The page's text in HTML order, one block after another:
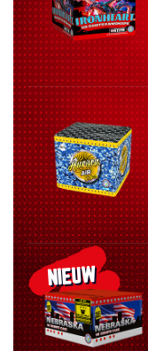
NIEUW